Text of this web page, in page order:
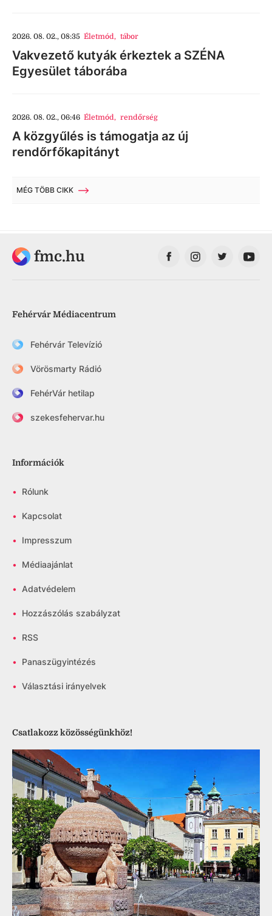
2026. 08. 02., 08:35 Életmód, tábor
Vakvezető kutyák érkeztek a SZÉNA
Egyesület táborába
2026. 08. 02., 06:46 Életmód, rendőrség
A közgyűlés is támogatja az új
rendőrfőkapitányt
MÉG TÖBB CIKK
fmc.hu
Fehérvár Médiacentrum
Fehérvár Televízió
Vörösmarty Rádió
FehérVár hetilap
szekesfehervar.hu
Információk
• Rólunk
• Kapcsolat
• Impresszum
• Médiaajánlat
• Adatvédelem
• Hozzászólás szabályzat
• RSS
• Panaszügyintézés
• Választási irányelvek
Csatlakozz közösségünkhöz!